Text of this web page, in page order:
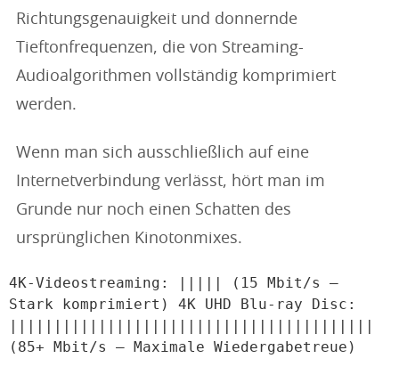
Richtungsgenauigkeit und donnernde
Tieftonfrequenzen, die von Streaming-
Audioalgorithmen vollständig komprimiert
werden.
Wenn man sich ausschließlich auf eine
Internetverbindung verlässt, hört man im
Grunde nur noch einen Schatten des
ursprünglichen Kinotonmixes.
4K-Videostreaming: ||||| (15 Mbit/s –
Stark komprimiert) 4K UHD Blu-ray Disc:
|||||||||||||||||||||||||||||||||||||||||